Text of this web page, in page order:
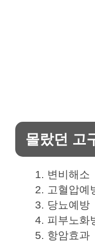
몰랐던 고
변비해소
고혈압예
당뇨예방
피부노화
항암효과